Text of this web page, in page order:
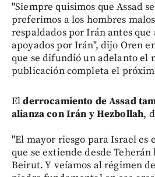
"Siempre quisimos que Assad
preferimos a los hombres
respaldados por Irán antes que
apoyados por Irán", dijo Oren
que se difundió un adelanto el
publicación completa el
Elderrocamiento de Assad
alianza con Irán y Hezbollah,
"El mayor riesgo para Israel es
que se extiende desde Teherán
Beirut. Y veíamos al régimen